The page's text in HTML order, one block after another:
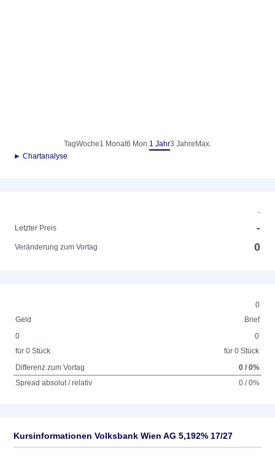
TagWoche1 Monat6 Mon.1 Jahr3 Jahre Max.
► Chartanalyse
-
Letzter Preis
-
Veränderung zum Vortag 0
0
Geld
Brief
0
für 0 Stück
0
für 0 Stück
Differenz zum Vortag
0 / 0%
Spread absolut / relativ
0 / 0%
Kursinformationen Volksbank Wien AG 5,192% 17/27